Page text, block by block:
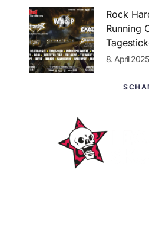
Rock
Running
8. April 2025